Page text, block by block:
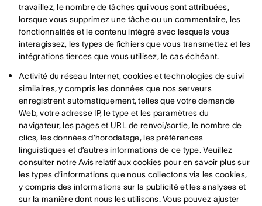
travaillez, le nombre de tâches qui vous sont attribuées,
lorsque vous supprimez une tâche ou un commentaire, les
fonctionnalités et le contenu intégré avec lesquels vous
interagissez, les types de fichiers que vous transmettez et les
intégrations tierces que vous utilisez, le cas échéant.
Activité du réseau Internet, cookies et technologies de suivi
similaires, y compris les données que nos serveurs
enregistrent automatiquement, telles que votre demande
Web, votre adresse IP, le type et les paramètres du
navigateur, les pages et URL de renvoi/sortie, le nombre de
clics, les données d’horodatage, les préférences
linguistiques et d’autres informations de ce type. Veuillez
consulter notreAvis relatif aux cookies pour en savoir plus sur
les types d’informations que nous collectons via les cookies,
y compris des informations sur la publicité et les analyses et
sur la manière dont nous les utilisons. Vous pouvez ajuster